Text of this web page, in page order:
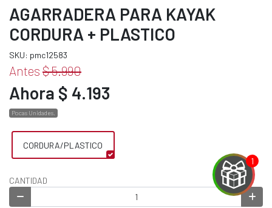
AGARRADERA PARA KAYAK
CORDURA + PLASTICO
SKU: pmc12583
Antes $ 5.990
Ahora $ 4.193
Pocas Unidades.
CORDURA/PLASTICO
CANTIDAD